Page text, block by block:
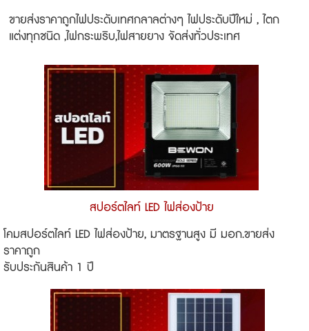
ขายส่งราคาถูกไฟประดับเทศกลาลต่างๆ ไฟประดับปีใหม่ , ไตก
แต่งทุกชนิด ,ไฟกระพริบ,ไฟสายยาง จัดส่งทั่วประเทศ
สปอร์ตไลท์ LED ไฟส่องป้าย
โคมสปอร์ตไลท์ LED ไฟส่องป้าย, มาตรฐานสูง มี มอก.ขายส่ง
ราคาถูก
รับประกันสินค้า 1 ปี